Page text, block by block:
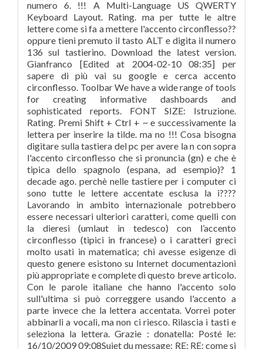
numero 6. !!! A Multi-Language US QWERTY
Keyboard Layout. Rating. ma per tutte le altre
lettere come si fa a mettere l'accento circonflesso??
oppure tieni premuto il tasto ALT e digita il numero
136 sul tastierino. Download the latest version.
Gianfranco [Edited at 2004-02-10 08:35] per
sapere di più vai su google e cerca accento
circonflesso. Toolbar We have a wide range of tools
for creating informative dashboards and
sophisticated reports. FONT SIZE: Istruzione.
Rating. Premi Shift + Ctrl + ~ e successivamente la
lettera per inserire la tilde. ma no !!! Cosa bisogna
digitare sulla tastiera del pc per avere la n con sopra
l'accento circonflesso che si pronuncia (gn) e che è
tipica dello spagnolo (espana, ad esempio)? 1
decade ago. perchè nelle tastiere per i computer ci
sono tutte le lettere accentate esclusa la i????
Lavorando in ambito internazionale potrebbero
essere necessari ulteriori caratteri, come quelli con
la dieresi (umlaut in tedesco) con l’accento
circonflesso (tipici in francese) o i caratteri greci
molto usati in matematica; chi avesse esigenze di
questo genere esistono su Internet documentazioni
più appropriate e complete di questo breve articolo.
Con le parole italiane che hanno l'accento solo
sull'ultima si può correggere usando l'accento a
parte invece che la lettera accentata. Vorrei poter
abbinarli a vocali, ma non ci riesco. Rilascia i tasti e
seleziona la lettera. Grazie : donatella: Posté le:
16/10/2009 09:08Sujet du message: RE: RE: come si